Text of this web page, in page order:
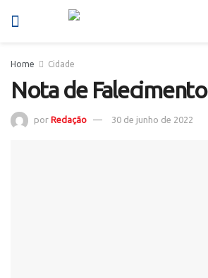
Home Cidade
Nota de Falecimento
por Redação 30 de junho de 2022